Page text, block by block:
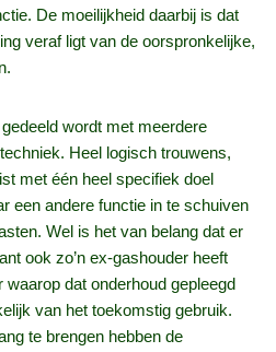
De moeilijkheid daarbij is dat
veraf ligt van de oorspronkelijke,
wordt met meerdere
Heel logisch trouwens,
met één heel specifiek doel
een andere functie in te schuiven
Wel is het van belang dat er
ook zo’n ex-gashouder heeft
dat onderhoud gepleegd
van het toekomstig gebruik.
te brengen hebben de